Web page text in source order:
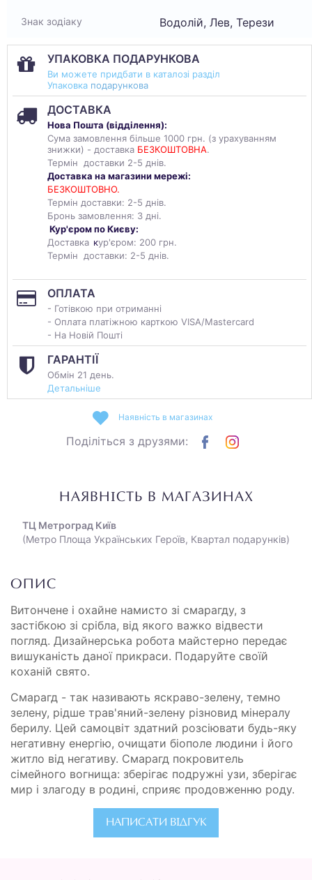
Знак зодіаку Водолій, Лев, Терези
УПАКОВКА ПОДАРУНКОВА
Ви можете придбати в каталозі разділ
Упаковка подарункова
ДОСТАВКА
Нова Пошта (відділення):
Сума замовлення більше 1000 грн. (з урахуванням
знижки) - доставка БЕЗКОШТОВНА.
Термін доставки 2-5 днів.
Доставка на магазини мережі:
БЕЗКОШТОВНО.
Термін доставки: 2-5 днів.
Бронь замовлення: 3 дні.
Кур'єром по Києву:
Доставка кур'єром: 200 грн.
Термін доставки: 2-5 днів.
ОПЛАТА
- Готівкою при отриманні
- Оплата платіжною карткою VISA/Mastercard
- На Новій Пошті
ГАРАНТІЇ
Обмін 21 день.
Детальніше
Наявність в магазинах
Поділіться з друзями:
НАЯВНІСТЬ В МАГАЗИНАХ
ТЦ Метроград Київ
(Метро Площа Українських Героїв, Квартал подарунків)
ОПИС
Витончене і охайне намисто зі смарагду, з
застібкою зі срібла, від якого важко відвести
погляд. Дизайнерська робота майстерно передає
вишуканість даної прикраси. Подаруйте своїй
коханій свято.
Смарагд - так називають яскраво-зелену, темно
зелену, рідше трав'яний-зелену різновид мінералу
берилу. Цей самоцвіт здатний розсіювати будь-яку
негативну енергію, очищати біополе людини і його
житло від негативу. Смарагд покровитель
сімейного вогнища: зберігає подружні узи, зберігає
мир і злагоду в родині, сприяє продовженню роду.
НАПИСАТИ ВІДГУК